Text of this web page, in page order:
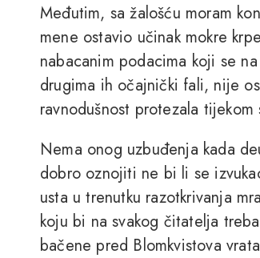
Međutim, sa žalošću moram
mene ostavio učinak mokre
nabacanim podacima koji se
drugima ih očajnički fali, nije
ravnodušnost protezala
Nema onog uzbuđenja kada
dobro oznojiti ne bi li se
usta u trenutku razotkrivanja
koju bi na svakog čitatelja
bačene pred Blomkvistova